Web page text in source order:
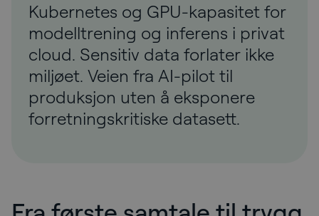
Kubernetes og GPU-kapasitet for
modelltrening og inferens i privat
cloud. Sensitiv data forlater ikke
miljøet. Veien fra AI-pilot til
produksjon uten å eksponere
forretningskritiske datasett.